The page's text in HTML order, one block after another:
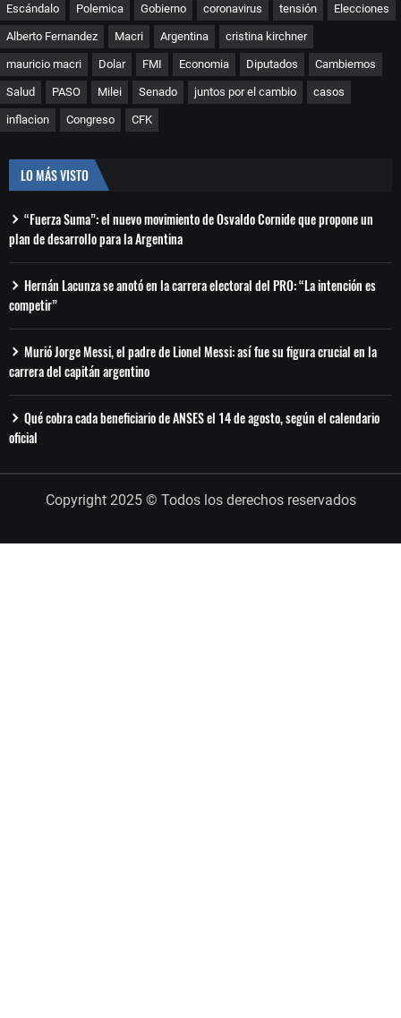
Escándalo Polemica Gobierno coronavirus tensión Elecciones
Alberto Fernandez Macri Argentina cristina kirchner
mauricio macri Dolar FMI Economia Diputados Cambiemos
Salud PASO Milei Senado juntos por el cambio casos
inflacion Congreso CFK
LO MÁS VISTO
“Fuerza Suma”: el nuevo movimiento de Osvaldo Cornide que propone un
plan de desarrollo para la Argentina
Hernán Lacunza se anotó en la carrera electoral del PRO: “La intención es
competir”
Murió Jorge Messi, el padre de Lionel Messi: así fue su figura crucial en la
carrera del capitán argentino
Qué cobra cada beneficiario de ANSES el 14 de agosto, según el calendario
oficial
Copyright 2025 © Todos los derechos reservados